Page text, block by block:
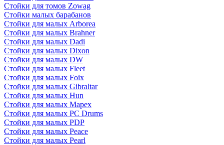
Стойки для томов Zowag
Стойки малых барабанов
Стойки для малых Arborea
Стойки для малых Brahner
Стойки для малых Dadi
Стойки для малых Dixon
Стойки для малых DW
Стойки для малых Fleet
Стойки для малых Foix
Стойки для малых Gibraltar
Стойки для малых Hun
Стойки для малых Mapex
Стойки для малых PC Drums
Стойки для малых PDP
Стойки для малых Peace
Стойки для малых Pearl